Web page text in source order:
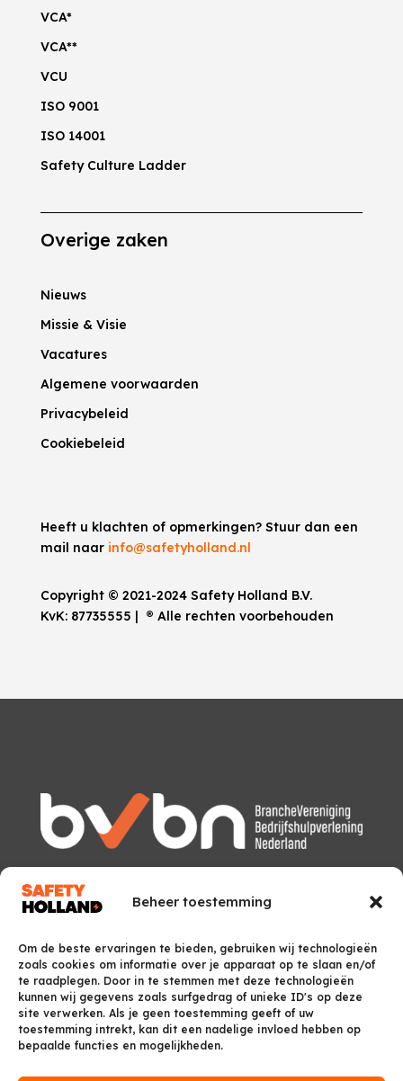
Beheer toestemming
Om de beste ervaringen te bieden, gebruiken wij technologieën
zoals cookies om informatie over je apparaat op te slaan en/of
te raadplegen. Door in te stemmen met deze technologieën
kunnen wij gegevens zoals surfgedrag of unieke ID's op deze
site verwerken. Als je geen toestemming geeft of uw
toestemming intrekt, kan dit een nadelige invloed hebben op
bepaalde functies en mogelijkheden.
VCA*
VCA**
VCU
ISO 9001
ISO 14001
Safety Culture Ladder
Overige zaken
Nieuws
Missie & Visie
Vacatures
Algemene voorwaarden
Privacybeleid
Cookiebeleid
Heeft u klachten of opmerkingen? Stuur dan een
mail naar info@safetyholland.nl
Copyright © 2021-2024 Safety Holland B.V.
KvK: 87735555 | ® Alle rechten voorbehouden